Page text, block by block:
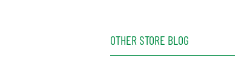
OTHER STORE BLOG